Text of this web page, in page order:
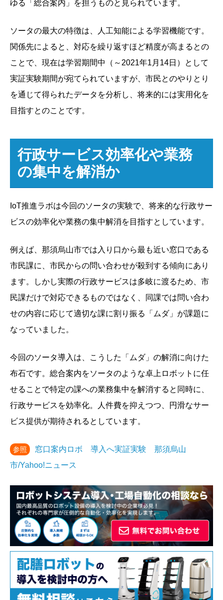
ゆる「総合案内」を担うものと見られています。
ソータの最大の特徴は、人工知能による学習機能です。
関係先によると、対応を繰り返すほど精度が高まるとの
ことで、現在は学習期間中（～2021年1月14日）として
実証実験期間が宛てられていますが、市民とのやりとり
を通じて得られたデータを分析し、将来的には実用化を
目指すとのことです。
行政サービス効率化や業務
の集中を解消か
IoT推進ラボは今回のソータの実験で、将来的な行政サー
ビスの効率化や業務の集中解消を目指すとしています。
例えば、那須烏山市では入り口から最も近い窓口である
市民課に、市民からの問い合わせが殺到する傾向にあり
ます。しかし実際の行政サービスは多岐に渡るため、市
民課だけで対応できるものではなく、同課では問い合わ
せの内容に応じて適切な課に割り振る「ムダ」が課題に
なっていました。
今回のソータ導入は、こうした「ムダ」の解消に向けた
布石です。総合案内をソータのような卓上ロボットに任
せることで特定の課への業務集中を解消すると同時に、
行政サービスを効率化。人件費を抑えつつ、円滑なサー
ビス提供が期待されるとしています。
参照
窓口案内ロボ 導入へ実証実験 那須烏山
市/Yahoo!ニュース